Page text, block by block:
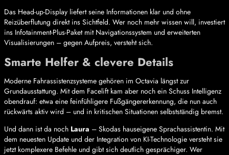
Das Head-up-Display liefert seine Informationen klar und ohne
Reizüberflutung direkt ins Sichtfeld. Wer noch mehr wissen will, investiert
ins Infotainment-Plus-Paket mit Navigationssystem und erweiterten
Visualisierungen – gegen Aufpreis, versteht sich.
Smarte Helfer & clevere Details
Moderne Fahrassistenzsysteme gehören im Octavia längst zur
Grundausstattung. Mit dem Facelift kam aber noch ein Schuss Intelligenz
obendrauf: etwa eine feinfühligere Fußgängererkennung, die nun auch
rückwärts aktiv wird – und in kritischen Situationen selbstständig bremst.
Und dann ist da noch Laura – Skodas hauseigene Sprachassistentin. Mit
dem neuesten Update und der Integration von KI-Technologie versteht sie
jetzt komplexere Befehle und gibt sich deutlich gesprächiger. Wer